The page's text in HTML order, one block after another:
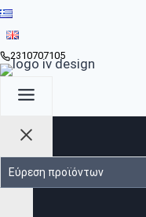
2310707105